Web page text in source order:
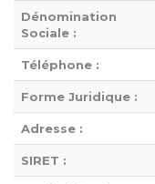
Dénomination
Sociale :
Téléphone :
Forme Juridique :
Adresse :
SIRET :